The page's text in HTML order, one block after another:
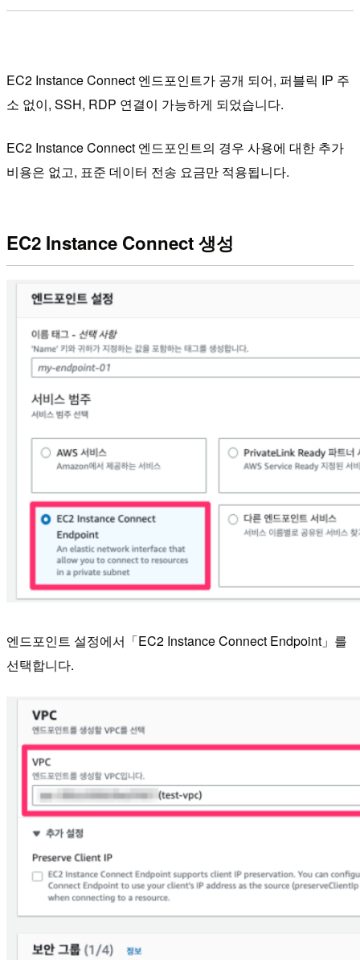
EC2 Instance Connect 엔드포인트가 공개 되어, 퍼블릭 IP 주
소 없이, SSH, RDP 연결이 가능하게 되었습니다.
EC2 Instance Connect 엔드포인트의 경우 사용에 대한 추가
비용은 없고, 표준 데이터 전송 요금만 적용됩니다.
EC2 Instance Connect 생성
엔드포인트 설정에서「EC2 Instance Connect Endpoint」를
선택합니다.